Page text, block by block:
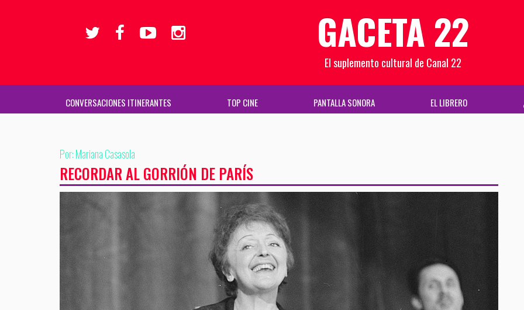
GACETA 22
El suplemento cultural de Canal 22
CONVERSACIONES ITINERANTES TOP CINE PANTALLA SONORA EL LIBRERO
Por: Mariana Casasola
RECORDAR AL GORRIÓN DE PARÍS